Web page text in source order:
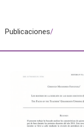
Publicaciones/